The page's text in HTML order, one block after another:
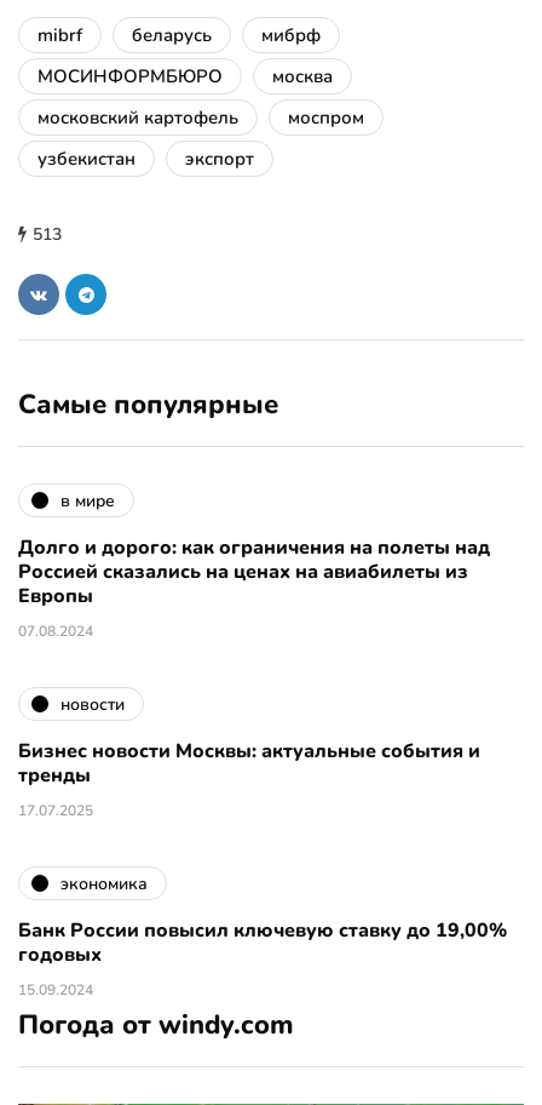
mibrf беларусь
мибрф
МОСИНФОРМБЮРО
москва
московский картофель
моспром
узбекистан
экспорт
513
Самые популярные
в мире
Долго и дорого: как ограничения на полеты над
Россией сказались на ценах на авиабилеты из
Европы
07.08.2024
новости
Бизнес новости Москвы: актуальные события и
тренды
17.07.2025
экономика
Банк России повысил ключевую ставку до 19,00%
годовых
15.09.2024
Погода от windy.com